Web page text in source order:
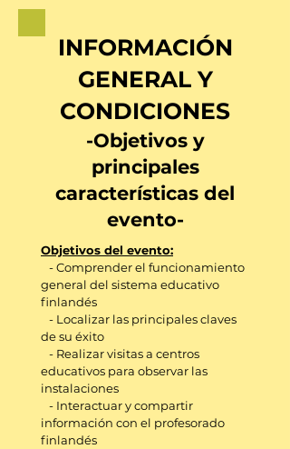
INFORMACIÓN
GENERAL Y
CONDICIONES
-Objetivos y
principales
características del
evento-
Objetivos del evento:
- Comprender el funcionamiento
general del sistema educativo
finlandés
- Localizar las principales claves
de su éxito
- Realizar visitas a centros
educativos para observar las
instalaciones
- Interactuar y compartir
información con el profesorado
finlandés